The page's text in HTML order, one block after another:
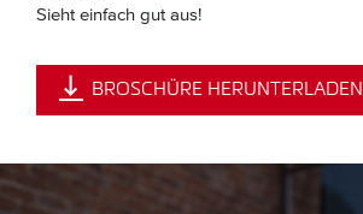
Sieht einfach gut aus!
BROSCHÜRE HERUNTERLADEN